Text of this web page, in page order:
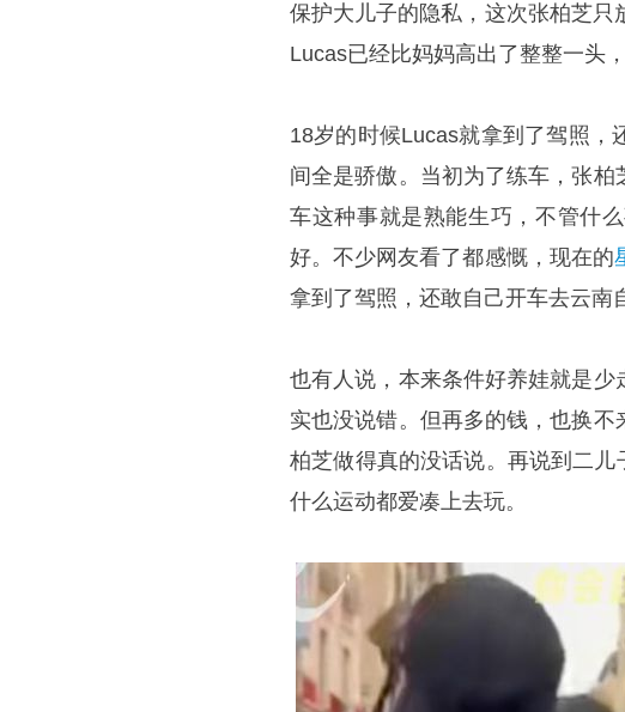
保护大儿子的隐私，这次张柏芝
Lucas已经比妈妈高出了整整一头
18岁的时候Lucas就拿到了驾照，
间全是骄傲。当初为了练车，张
车这种事就是熟能生巧，不管什
好。不少网友看了都感慨，现在的
拿到了驾照，还敢自己开车去云南
也有人说，本来条件好养娃就是
实也没说错。但再多的钱，也换
柏芝做得真的没话说。再说到二
什么运动都爱凑上去玩。